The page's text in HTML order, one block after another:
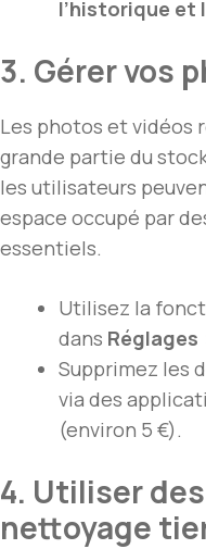
l’historique et
3. Gérer vos
Les photos et vidéos
grande partie du
les utilisateurs
espace occupé par
essentiels.
Utilisez la
dans Réglages
Supprimez les
via des
(environ 5 €).
4. Utiliser
nettoyage